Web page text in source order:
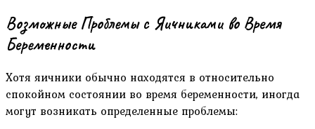
Возможные Проблемы с Яичниками во Время
Беременности
Хотя яичники обычно находятся в относительно
спокойном состоянии во время беременности, иногда
могут возникать определенные проблемы: